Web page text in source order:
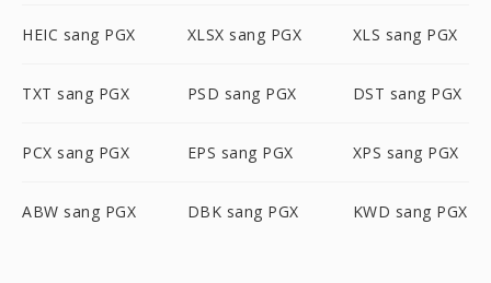
HEIC sang PGX XLSX sang PGX XLS sang PGX
TXT sang PGX PSD sang PGX DST sang PGX
PCX sang PGX EPS sang PGX XPS sang PGX
ABW sang PGX DBK sang PGX KWD sang PGX